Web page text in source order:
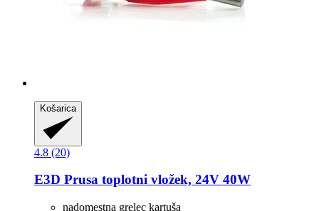
Košarica
4.8 (20)
E3D Prusa toplotni vložek, 24V 40W
nadomestna grelec kartuša